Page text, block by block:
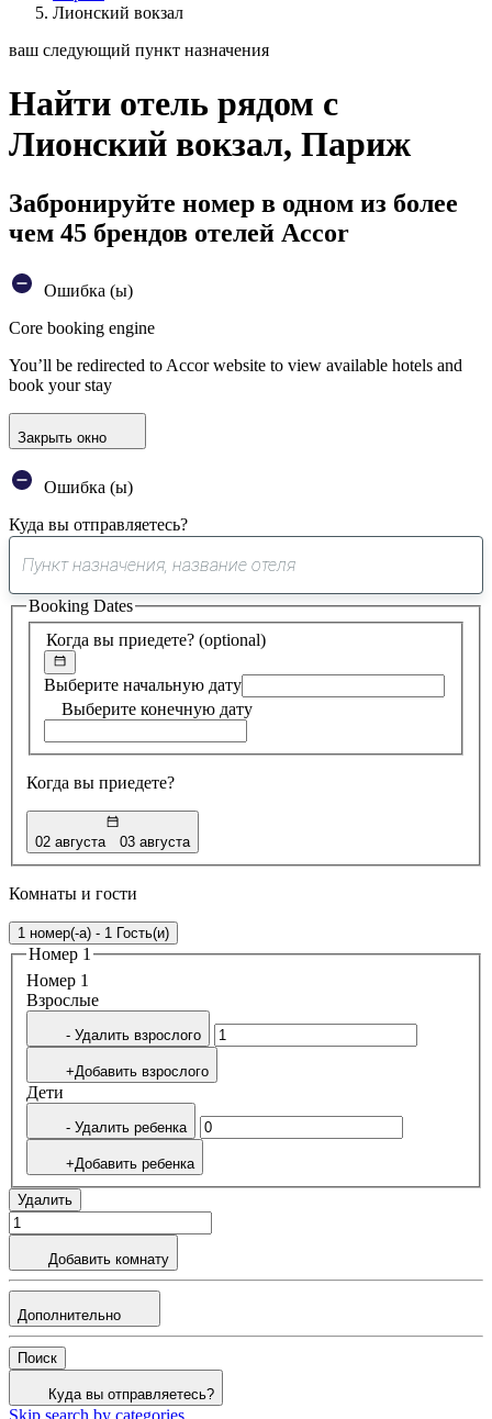
Лионский вокзал
ваш следующий пункт назначения
Найти отель рядом с
Лионский вокзал, Париж
Забронируйте номер в одном из более
чем 45 брендов отелей Accor
Ошибка (ы)
Core booking engine
You’ll be redirected to Accor website to view available hotels and
book your stay
Закрыть окно
Ошибка (ы)
Куда вы отправляетесь?
0
предложение
найдено
Когда вы приедете? (optional)
Выберите начальную дату
Выберите конечную дату
Когда вы приедете?
02 августа 03 августа
Booking Dates
Комнаты и гости
1 номер(-а) - 1 Гость(и)
Номер 1
Номер 1
Bзрослые
- Удалить взрослого
+Добавить взрослого
Дети
- Удалить ребенка
+Добавить ребенка
Удалить
Добавить комнату
Дополнительно
Поиск
Куда вы отправляетесь?
Skip search by categories